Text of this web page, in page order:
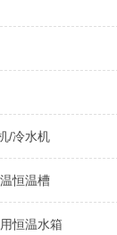
/冷水机
恒温槽
恒温水箱